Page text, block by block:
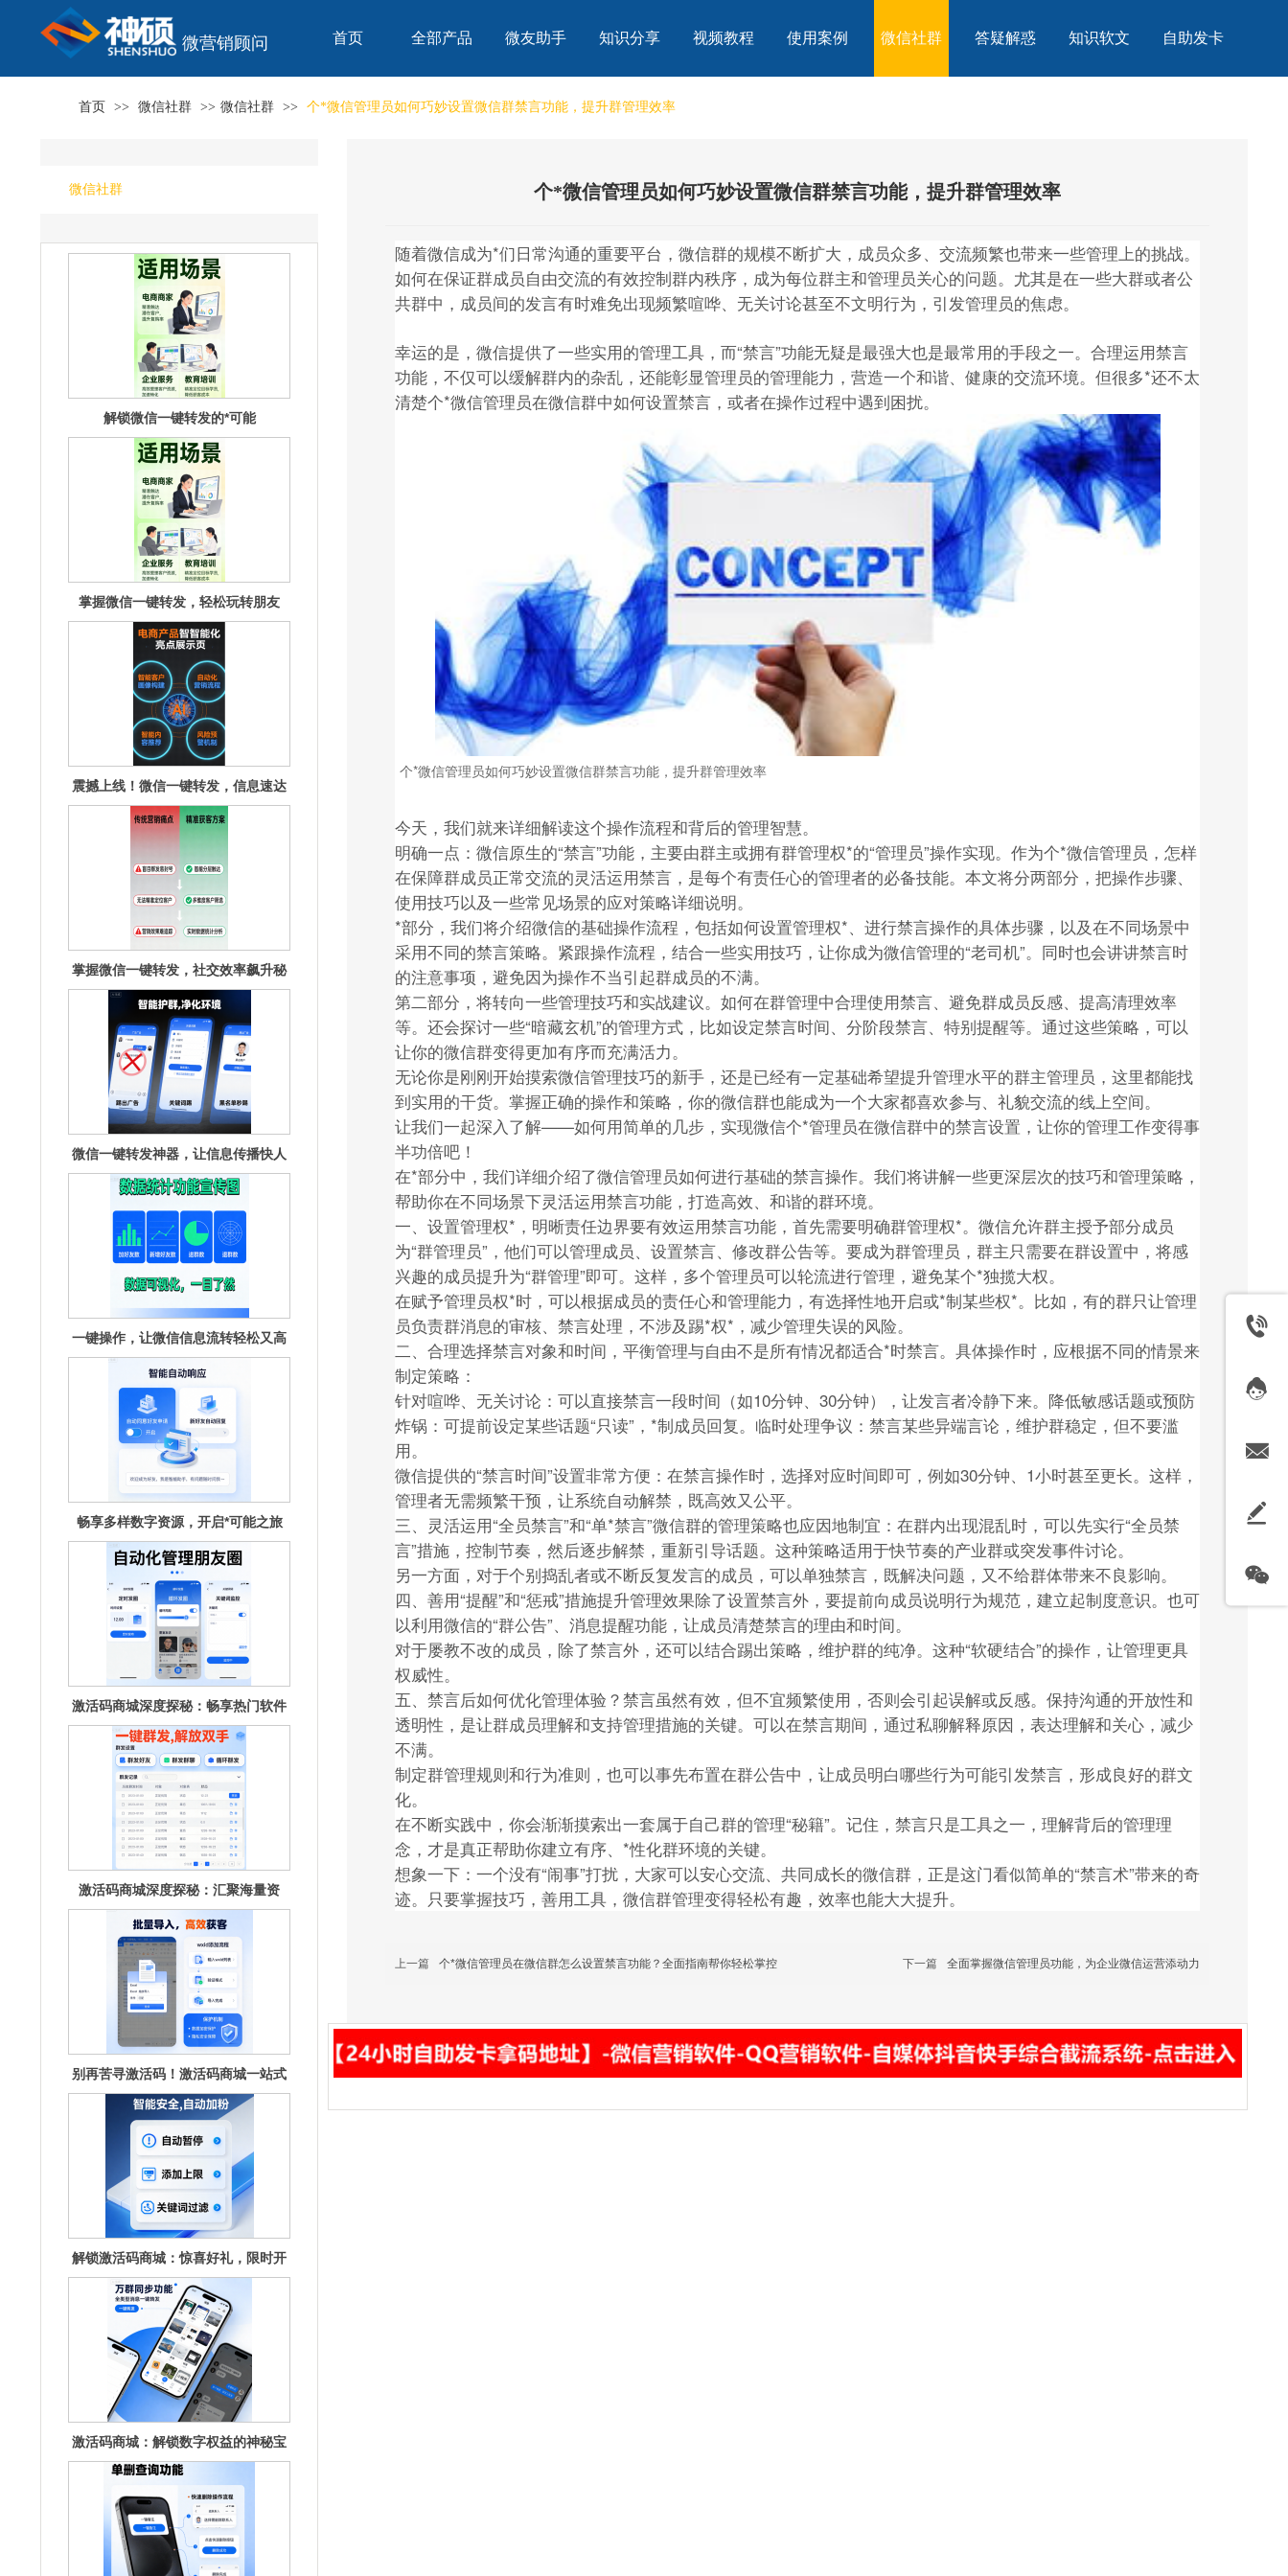
微营销顾问 首页 全部产品 微友助手 知识分享 视频教程 使用案例 微信社群 答疑解惑 知识软文 自助发卡
首页 >> 微信社群 >> 微信社群 >> 个*微信管理员如何巧妙设置微信群禁言功能，提升群管理效率
微信社群
不可思议！微信一键转发的隐藏功能
掌握微信一键转发，轻松玩转朋友
圈！
震撼上线！微信一键转发，信息速达
无延迟！
掌握微信一键转发，社交效率飙升秘
籍揭秘
微信一键转发神器，让信息传播快人
一步！
一键操作，让微信信息流转轻松又高
效
畅享多样数字资源，开启*可能之旅
激活码商城深度探秘：畅享热门软件
的秘钥宝
激活码商城深度探秘：汇聚海量资
源，畅享无
别再苦寻激活码！激活码商城一站式
满足你的
解锁激活码商城：惊喜好礼，限时开
抢！
激活码商城：解锁数字权益的神秘宝
库
重磅揭秘！激活码商城暗藏惊喜福利
待你解锁
个*微信管理员如何巧妙设置微信群禁言功能，提升群管理效率
随着微信成为*们日常沟通的重要平台，微信群的规模不断扩大，成员众多、交流频繁也带来一些管理上的挑战。
如何在保证群成员自由交流的有效控制群内秩序，成为每位群主和管理员关心的问题。尤其是在一些大群或者公
共群中，成员间的发言有时难免出现频繁喧哗、无关讨论甚至不文明行为，引发管理员的焦虑。
幸运的是，微信提供了一些实用的管理工具，而“禁言”功能无疑是最强大也是最常用的手段之一。合理运用禁言
功能，不仅可以缓解群内的杂乱，还能彰显管理员的管理能力，营造一个和谐、健康的交流环境。但很多*还不太
清楚个*微信管理员在微信群中如何设置禁言，或者在操作过程中遇到困扰。
个*微信管理员如何巧妙设置微信群禁言功能，提升群管理效率
今天，我们就来详细解读这个操作流程和背后的管理智慧。
明确一点：微信原生的“禁言”功能，主要由群主或拥有群管理权*的“管理员”操作实现。作为个*微信管理员，怎样
在保障群成员正常交流的灵活运用禁言，是每个有责任心的管理者的必备技能。本文将分两部分，把操作步骤、
使用技巧以及一些常见场景的应对策略详细说明。
*部分，我们将介绍微信的基础操作流程，包括如何设置管理权*、进行禁言操作的具体步骤，以及在不同场景中
采用不同的禁言策略。紧跟操作流程，结合一些实用技巧，让你成为微信管理的“老司机”。同时也会讲讲禁言时
的注意事项，避免因为操作不当引起群成员的不满。
第二部分，将转向一些管理技巧和实战建议。如何在群管理中合理使用禁言、避免群成员反感、提高清理效率
等。还会探讨一些“暗藏玄机”的管理方式，比如设定禁言时间、分阶段禁言、特别提醒等。通过这些策略，可以
让你的微信群变得更加有序而充满活力。
无论你是刚刚开始摸索微信管理技巧的新手，还是已经有一定基础希望提升管理水平的群主管理员，这里都能找
到实用的干货。掌握正确的操作和策略，你的微信群也能成为一个大家都喜欢参与、礼貌交流的线上空间。
让我们一起深入了解——如何用简单的几步，实现微信个*管理员在微信群中的禁言设置，让你的管理工作变得事
半功倍吧！
在*部分中，我们详细介绍了微信管理员如何进行基础的禁言操作。我们将讲解一些更深层次的技巧和管理策略，
帮助你在不同场景下灵活运用禁言功能，打造高效、和谐的群环境。
一、设置管理权*，明晰责任边界要有效运用禁言功能，首先需要明确群管理权*。微信允许群主授予部分成员
为“群管理员”，他们可以管理成员、设置禁言、修改群公告等。要成为群管理员，群主只需要在群设置中，将感
兴趣的成员提升为“群管理”即可。这样，多个管理员可以轮流进行管理，避免某个*独揽大权。
在赋予管理员权*时，可以根据成员的责任心和管理能力，有选择性地开启或*制某些权*。比如，有的群只让管理
员负责群消息的审核、禁言处理，不涉及踢*权*，减少管理失误的风险。
二、合理选择禁言对象和时间，平衡管理与自由不是所有情况都适合*时禁言。具体操作时，应根据不同的情景来
制定策略：
针对喧哗、无关讨论：可以直接禁言一段时间（如10分钟、30分钟），让发言者冷静下来。降低敏感话题或预防
炸锅：可提前设定某些话题“只读”，*制成员回复。临时处理争议：禁言某些异端言论，维护群稳定，但不要滥
用。
微信提供的“禁言时间”设置非常方便：在禁言操作时，选择对应时间即可，例如30分钟、1小时甚至更长。这样，
管理者无需频繁干预，让系统自动解禁，既高效又公平。
三、灵活运用“全员禁言”和“单*禁言”微信群的管理策略也应因地制宜：在群内出现混乱时，可以先实行“全员禁
言”措施，控制节奏，然后逐步解禁，重新引导话题。这种策略适用于快节奏的产业群或突发事件讨论。
另一方面，对于个别捣乱者或不断反复发言的成员，可以单独禁言，既解决问题，又不给群体带来不良影响。
四、善用“提醒”和“惩戒”措施提升管理效果除了设置禁言外，要提前向成员说明行为规范，建立起制度意识。也可
以利用微信的“群公告”、消息提醒功能，让成员清楚禁言的理由和时间。
对于屡教不改的成员，除了禁言外，还可以结合踢出策略，维护群的纯净。这种“软硬结合”的操作，让管理更具
权威性。
五、禁言后如何优化管理体验？禁言虽然有效，但不宜频繁使用，否则会引起误解或反感。保持沟通的开放性和
透明性，是让群成员理解和支持管理措施的关键。可以在禁言期间，通过私聊解释原因，表达理解和关心，减少
不满。
制定群管理规则和行为准则，也可以事先布置在群公告中，让成员明白哪些行为可能引发禁言，形成良好的群文
化。
在不断实践中，你会渐渐摸索出一套属于自己群的管理“秘籍”。记住，禁言只是工具之一，理解背后的管理理
念，才是真正帮助你建立有序、*性化群环境的关键。
想象一下：一个没有“闹事”打扰，大家可以安心交流、共同成长的微信群，正是这门看似简单的“禁言术”带来的奇
迹。只要掌握技巧，善用工具，微信群管理变得轻松有趣，效率也能大大提升。
上一篇 个*微信管理员在微信群怎么设置禁言功能？全面指南帮你轻松掌控 下一篇 全面掌握微信管理员功能，为企业微信运营添动力